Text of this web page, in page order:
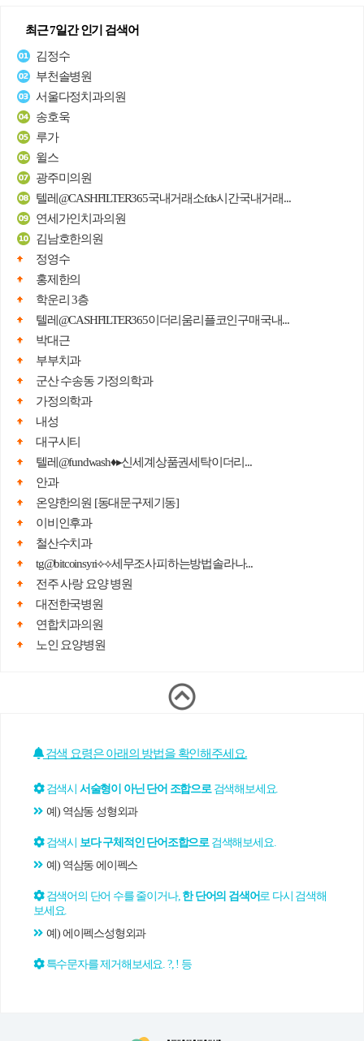
최근 7일간 인기 검색어
김정수
부천솔병원
서울다정치과의원
송호욱
루가
윌스
광주미의원
텔레@CASHFILTER365국내거래소fds시간국내거래...
연세가인치과의원
김남호한의원
정영수
홍제한의
학운리 3층
텔레@CASHFILTER365이더리움리플코인구매국내...
박대근
부부치과
군산 수송동 가정의학과
가정의학과
내성
대구시티
텔레@fundwash♦▸신세계상품권세탁이더리...
안과
온양한의원 [동대문구제기동]
이비인후과
철산수치과
tg@bitcoinsyri⟡⟡세무조사피하는방법솔라나...
전주 사랑 요양 병원
대전한국병원
연합치과의원
노인 요양병원
검색 요령은 아래의 방법을 확인해주세요.
검색시 서술형이 아닌 단어 조합으로검색해보세요.
예) 역삼동 성형외과
검색시 보다 구체적인 단어조합으로검색해보세요.
예) 역삼동 에이펙스
검색어의 단어 수를 줄이거나, 한 단어의 검색어로 다시 검색해
보세요.
예) 에이펙스성형외과
특수문자를 제거해보세요. ?, ! 등